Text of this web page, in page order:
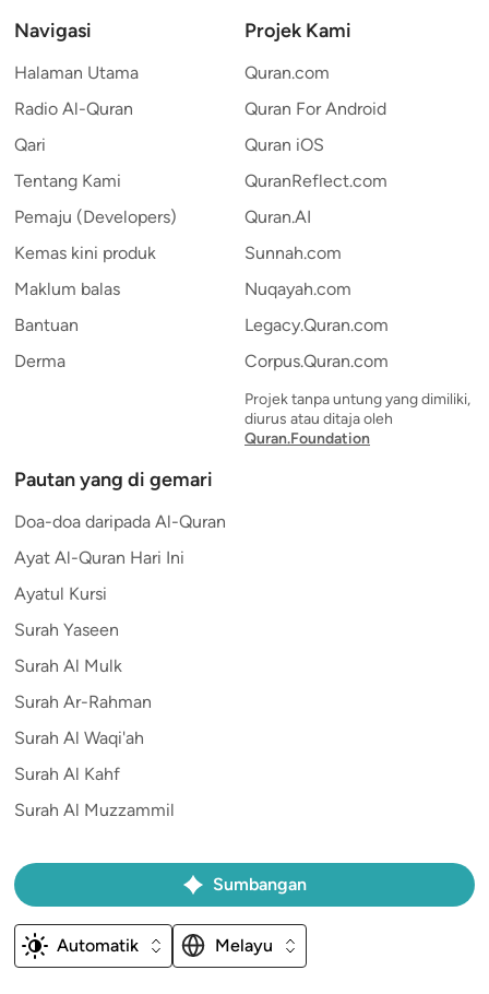
Navigasi
Halaman Utama
Radio Al-Quran
Qari
Tentang Kami
Pemaju (Developers)
Kemas kini produk
Maklum balas
Bantuan
Derma
Projek Kami
Quran.com
Quran For Android
Quran iOS
QuranReflect.com
Quran.AI
Sunnah.com
Nuqayah.com
Legacy.Quran.com
Corpus.Quran.com
Projek tanpa untung yang dimiliki,
diurus atau ditaja oleh
Quran.Foundation
Pautan yang di gemari
Doa-doa daripada Al-Quran
Ayat Al-Quran Hari Ini
Ayatul Kursi
Surah Yaseen
Surah Al Mulk
Surah Ar-Rahman
Surah Al Waqi'ah
Surah Al Kahf
Surah Al Muzzammil
Sumbangan
Automatik Melayu